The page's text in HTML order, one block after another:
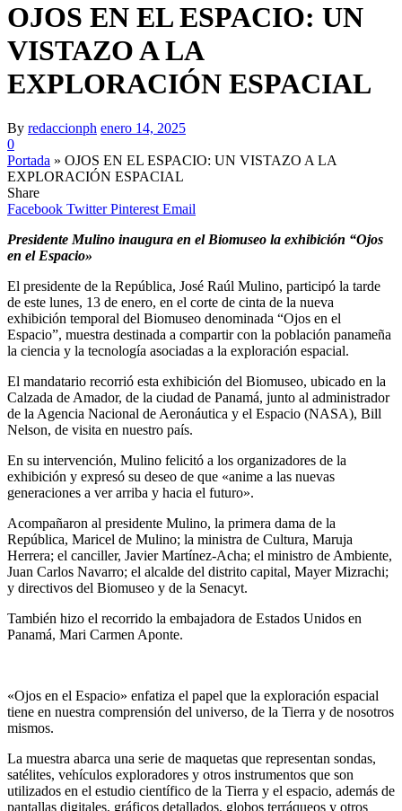
OJOS EN EL ESPACIO: UN
VISTAZO A LA
EXPLORACIÓN ESPACIAL
By redaccionph enero 14, 2025
0
Portada » OJOS EN EL ESPACIO: UN VISTAZO A LA
EXPLORACIÓN ESPACIAL
Share
Facebook Twitter Pinterest Email
Presidente Mulino inaugura en el Biomuseo la exhibición “Ojos
en el Espacio»
El presidente de la República, José Raúl Mulino, participó la tarde
de este lunes, 13 de enero, en el corte de cinta de la nueva
exhibición temporal del Biomuseo denominada “Ojos en el
Espacio”, muestra destinada a compartir con la población panameña
la ciencia y la tecnología asociadas a la exploración espacial.
El mandatario recorrió esta exhibición del Biomuseo, ubicado en la
Calzada de Amador, de la ciudad de Panamá, junto al administrador
de la Agencia Nacional de Aeronáutica y el Espacio (NASA), Bill
Nelson, de visita en nuestro país.
En su intervención, Mulino felicitó a los organizadores de la
exhibición y expresó su deseo de que «anime a las nuevas
generaciones a ver arriba y hacia el futuro».
Acompañaron al presidente Mulino, la primera dama de la
República, Maricel de Mulino; la ministra de Cultura, Maruja
Herrera; el canciller, Javier Martínez-Acha; el ministro de Ambiente,
Juan Carlos Navarro; el alcalde del distrito capital, Mayer Mizrachi;
y directivos del Biomuseo y de la Senacyt.
También hizo el recorrido la embajadora de Estados Unidos en
Panamá, Mari Carmen Aponte.
«Ojos en el Espacio» enfatiza el papel que la exploración espacial
tiene en nuestra comprensión del universo, de la Tierra y de nosotros
mismos.
La muestra abarca una serie de maquetas que representan sondas,
satélites, vehículos exploradores y otros instrumentos que son
utilizados en el estudio científico de la Tierra y el espacio, además de
pantallas digitales, gráficos detallados, globos terráqueos y otros